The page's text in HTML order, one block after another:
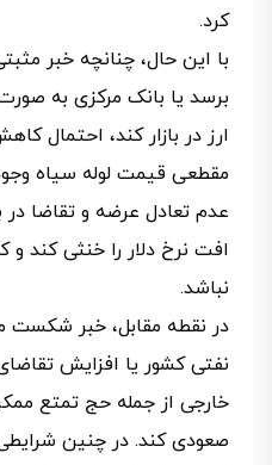
کرد.
با این حال، چنانچه خبر
برسد یا بانک مرکزی به
ارز در بازار کند، احتمال
مقطعی قیمت لوله سیاه
عدم تعادل عرضه و تقاضا در
افت نرخ دلار را خنثی
نباشد.
در نقطه مقابل، خبر شکست
نفتی کشور یا افزایش
خارجی از جمله حج تمتع
صعودی کند. در چنین